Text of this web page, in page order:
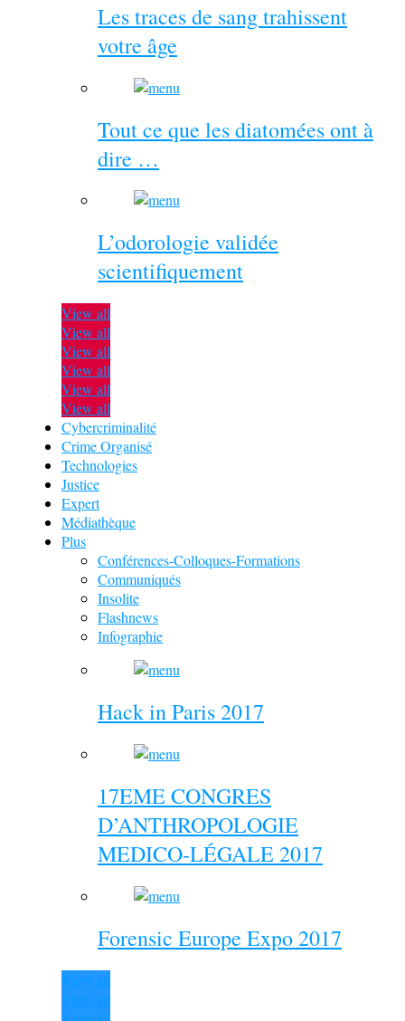
Les traces de sang trahissent
votre âge
Tout ce que les diatomées ont à
dire …
L’odorologie validée
scientifiquement
View all
View all
View all
View all
View all
View all
Cybercriminalité
Crime Organisé
Technologies
Justice
Expert
Médiathèque
Plus
Conférences-Colloques-Formations
Communiqués
Insolite
Flashnews
Infographie
Hack in Paris 2017
17EME CONGRES
D’ANTHROPOLOGIE
MEDICO-LÉGALE 2017
Forensic Europe Expo 2017
View all
View all